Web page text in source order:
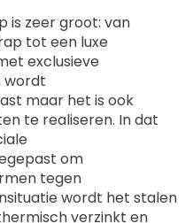
is zeer groot: van
tot een luxe
exclusieve
wordt
maar het is ook
te realiseren. In dat
om
tegen
wordt het stalen
verzinkt en